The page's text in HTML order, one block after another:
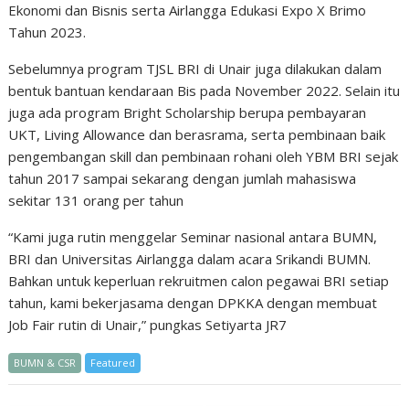
Ekonomi dan Bisnis serta Airlangga Edukasi Expo X Brimo
Tahun 2023.
Sebelumnya program TJSL BRI di Unair juga dilakukan dalam
bentuk bantuan kendaraan Bis pada November 2022. Selain itu
juga ada program Bright Scholarship berupa pembayaran
UKT, Living Allowance dan berasrama, serta pembinaan baik
pengembangan skill dan pembinaan rohani oleh YBM BRI sejak
tahun 2017 sampai sekarang dengan jumlah mahasiswa
sekitar 131 orang per tahun
“Kami juga rutin menggelar Seminar nasional antara BUMN,
BRI dan Universitas Airlangga dalam acara Srikandi BUMN.
Bahkan untuk keperluan rekruitmen calon pegawai BRI setiap
tahun, kami bekerjasama dengan DPKKA dengan membuat
Job Fair rutin di Unair,” pungkas Setiyarta JR7
BUMN & CSR Featured